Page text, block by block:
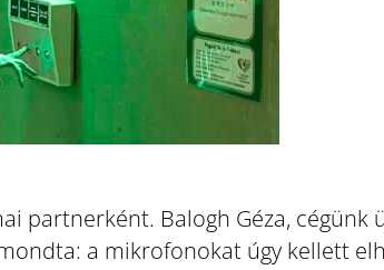
partnerként. Balogh Géza, cégünk
a mikrofonokat úgy kellett